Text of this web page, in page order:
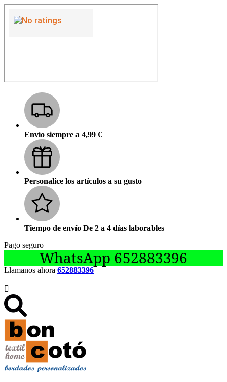
Envío siempre a 4,99 €
Personalice los artículos a su gusto
Tiempo de envío De 2 a 4 días laborables
Pago seguro
WhatsApp 652883396
Llamanos ahora 652883396
